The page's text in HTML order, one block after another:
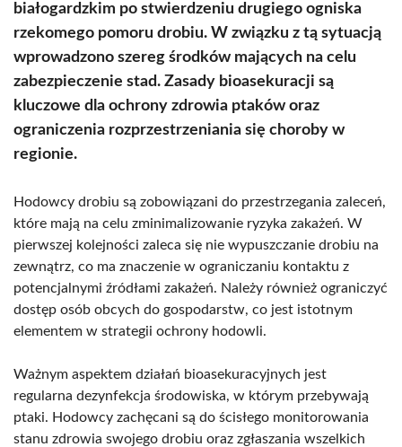
białogardzkim po stwierdzeniu drugiego ogniska
rzekomego pomoru drobiu. W związku z tą sytuacją
wprowadzono szereg środków mających na celu
zabezpieczenie stad. Zasady bioasekuracji są
kluczowe dla ochrony zdrowia ptaków oraz
ograniczenia rozprzestrzeniania się choroby w
regionie.
Hodowcy drobiu są zobowiązani do przestrzegania zaleceń,
które mają na celu zminimalizowanie ryzyka zakażeń. W
pierwszej kolejności zaleca się nie wypuszczanie drobiu na
zewnątrz, co ma znaczenie w ograniczaniu kontaktu z
potencjalnymi źródłami zakażeń. Należy również ograniczyć
dostęp osób obcych do gospodarstw, co jest istotnym
elementem w strategii ochrony hodowli.
Ważnym aspektem działań bioasekuracyjnych jest
regularna dezynfekcja środowiska, w którym przebywają
ptaki. Hodowcy zachęcani są do ścisłego monitorowania
stanu zdrowia swojego drobiu oraz zgłaszania wszelkich